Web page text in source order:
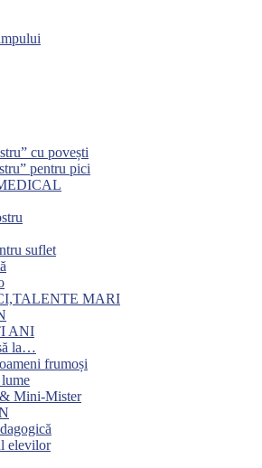
cu povești
pentru pici
suflet
MARI
ANI
la…
frumoși
Mini-Mister
elevilor